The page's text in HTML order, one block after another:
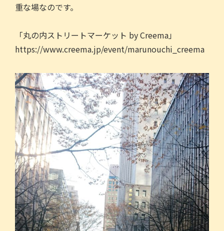
重な場なのです。
「丸の内ストリートマーケット by Creema」
https://www.creema.jp/event/marunouchi_creema